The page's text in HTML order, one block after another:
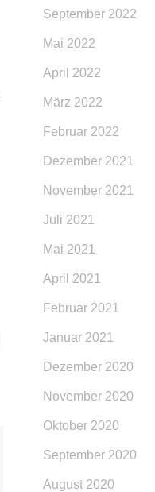
September 2022
Mai 2022
April 2022
März 2022
Februar 2022
Dezember 2021
November 2021
Juli 2021
Mai 2021
April 2021
Februar 2021
Januar 2021
Dezember 2020
November 2020
Oktober 2020
September 2020
August 2020